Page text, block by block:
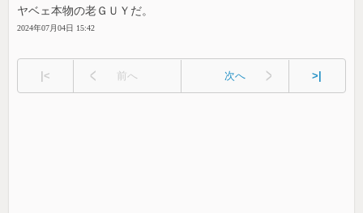
ヤベェ本物の老ＧＵＹだ。
2024年07月04日 15:42
|< 前へ 次へ >|